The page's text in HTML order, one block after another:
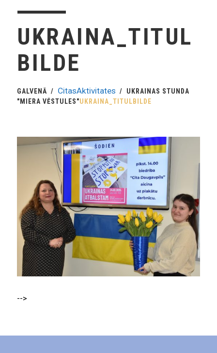
UKRAINA_TITUL
BILDE
GALVENĀ CitasAktivitates
UKRAINAS STUNDA
"MIERA VĒSTULES"UKRAINA_TITULBILDE
-->